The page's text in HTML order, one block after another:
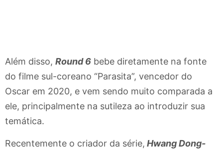
Além disso, Round 6 bebe diretamente na fonte
do filme sul-coreano “Parasita”, vencedor do
Oscar em 2020, e vem sendo muito comparada a
ele, principalmente na sutileza ao introduzir sua
temática.
Recentemente o criador da série, Hwang Dong-